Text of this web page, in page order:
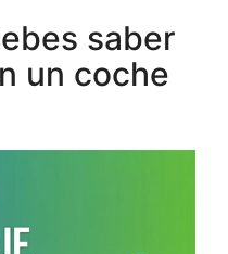
saber
un coche